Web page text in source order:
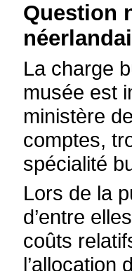
Question
La charge
musée est
ministère
comptes,
spécialité
Lors de la
d’entre
coûts
l’allocation